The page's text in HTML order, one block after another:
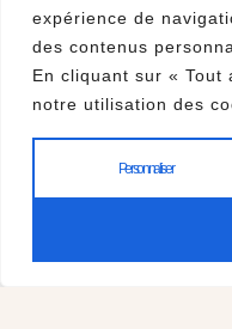
expérience de
des contenus
En cliquant sur « Tout
notre utilisation des
Personnaliser
Du Mardi au
Samedi
32 rue Mathilde,